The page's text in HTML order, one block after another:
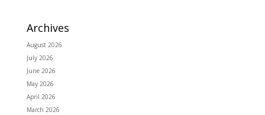
Archives
August 2026
July 2026
June 2026
May 2026
April 2026
March 2026